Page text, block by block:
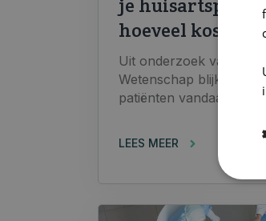
hoeveel kost
Uit onderzoek van
Wetenschap blijkt dat
patiënten vandaag een
LEES MEER